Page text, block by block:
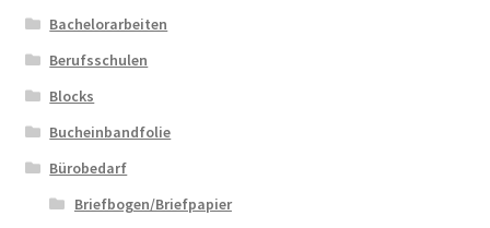
Bachelorarbeiten
Berufsschulen
Blocks
Bucheinbandfolie
Bürobedarf
Briefbogen/Briefpapier